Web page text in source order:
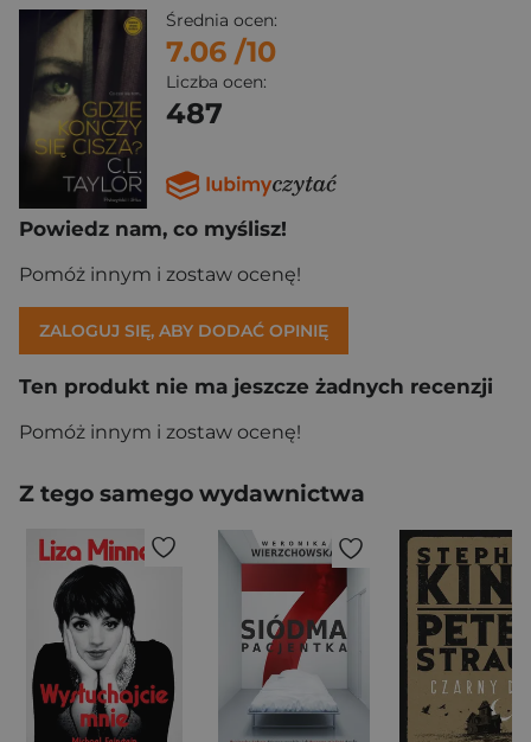
Średnia ocen:
7.06 /10
Liczba ocen:
487
Powiedz nam, co myślisz!
Pomóż innym i zostaw ocenę!
ZALOGUJ SIĘ, ABY DODAĆ OPINIĘ
Ten produkt nie ma jeszcze żadnych recenzji
Pomóż innym i zostaw ocenę!
Z tego samego wydawnictwa